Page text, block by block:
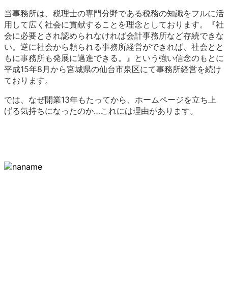
当事務所は、税理士の専門分野である税務の知識をフルに活
用して広く社会に貢献することを理念としております。『社
会に必要とされ認められなければ会計事務所など存続できな
い。逆に社会から頼られる事務所経営ができれば、社会とと
もに事務所も発展に邁進できる。』という強い信念のもとに
平成15年8月から宮城県の仙台市泉区にて事務所経営を続け
ております。
では、なぜ開業13年もたってから、ホームページを立ち上
げる気持ちになったのか…これには理由があります。